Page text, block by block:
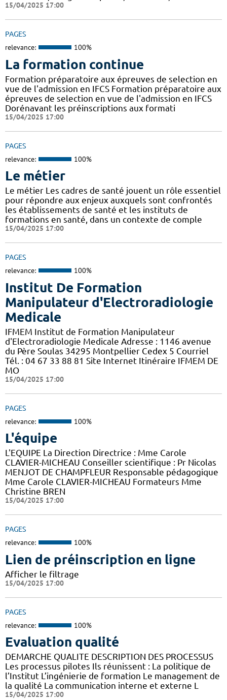
15/04/2025 17:00
PAGES
relevance: 100%
La formation continue
Formation préparatoire aux épreuves de selection en
vue de l'admission en IFCS Formation préparatoire aux
épreuves de selection en vue de l'admission en IFCS
Dorénavant les préinscriptions aux formati
15/04/2025 17:00
PAGES
relevance: 100%
Le métier
Le métier Les cadres de santé jouent un rôle essentiel
pour répondre aux enjeux auxquels sont confrontés
les établissements de santé et les instituts de
formations en santé, dans un contexte de comple
15/04/2025 17:00
PAGES
relevance: 100%
Institut De Formation
Manipulateur d'Electroradiologie
Medicale
IFMEM Institut de Formation Manipulateur
d'Electroradiologie Medicale Adresse : 1146 avenue
du Père Soulas 34295 Montpellier Cedex 5 Courriel
Tél. : 04 67 33 88 81 Site Internet Itinéraire IFMEM DE
MO
15/04/2025 17:00
PAGES
relevance: 100%
L'équipe
L'EQUIPE La Direction Directrice : Mme Carole
CLAVIER-MICHEAU Conseiller scientifique : Pr Nicolas
MENJOT DE CHAMPFLEUR Responsable pédagogique
Mme Carole CLAVIER-MICHEAU Formateurs Mme
Christine BREN
15/04/2025 17:00
PAGES
relevance: 100%
Lien de préinscription en ligne
Afficher le filtrage
15/04/2025 17:00
PAGES
relevance: 100%
Evaluation qualité
DEMARCHE QUALITE DESCRIPTION DES PROCESSUS
Les processus pilotes Ils réunissent : La politique de
l’Institut L’ingénierie de formation Le management de
la qualité La communication interne et externe L
15/04/2025 17:00